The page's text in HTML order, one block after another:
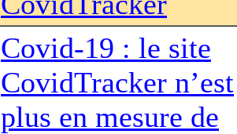
Covid-19 : le site
CovidTracker n’est
plus en mesure de